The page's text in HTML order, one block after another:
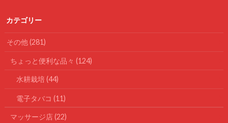
カテゴリー
その他(281)
ちょっと便利な品々(124)
水耕栽培(44)
電子タバコ (11)
マッサージ店(22)